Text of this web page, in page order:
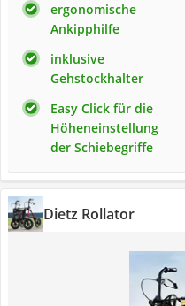
ergonomische
Ankipphilfe
inklusive
Gehstockhalter
Easy Click für die
Höheneinstellung
der Schiebegriffe
Dietz Rollator